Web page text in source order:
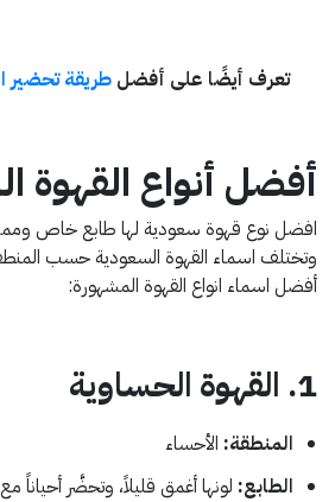
تعرف أيضًا على أفضلطريقة تحضير
أفضل أنواع القهوة
افضل نوع قهوة سعودية لها طابع خاص ومميز
وتختلف اسماء القهوة السعودية حسب
أفضل اسماء انواع القهوة المشهورة:
1. القهوة الحساوية
المنطقة: الأحساء
الطابع: لونها أغمق قليلاً، وتحضَّر أحياناً